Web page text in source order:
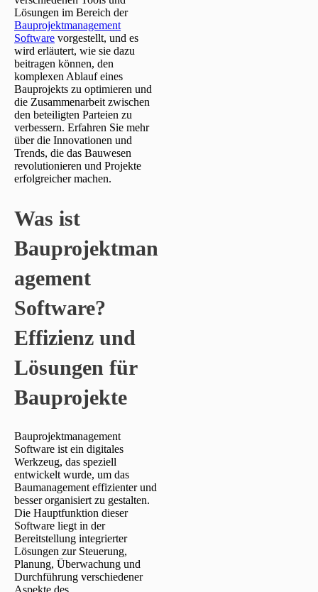
Lösungen im Bereich der
Bauprojektmanagement
Software vorgestellt, und es
wird erläutert, wie sie dazu
beitragen können, den
komplexen Ablauf eines
Bauprojekts zu optimieren und
die Zusammenarbeit zwischen
den beteiligten Parteien zu
verbessern. Erfahren Sie mehr
über die Innovationen und
Trends, die das Bauwesen
revolutionieren und Projekte
erfolgreicher machen.
Was ist
Bauprojektman
agement
Software?
Effizienz und
Lösungen für
Bauprojekte
Bauprojektmanagement
Software ist ein digitales
Werkzeug, das speziell
entwickelt wurde, um das
Baumanagement effizienter und
besser organisiert zu gestalten.
Die Hauptfunktion dieser
Software liegt in der
Bereitstellung integrierter
Lösungen zur Steuerung,
Planung, Überwachung und
Durchführung verschiedener
Aspekte des